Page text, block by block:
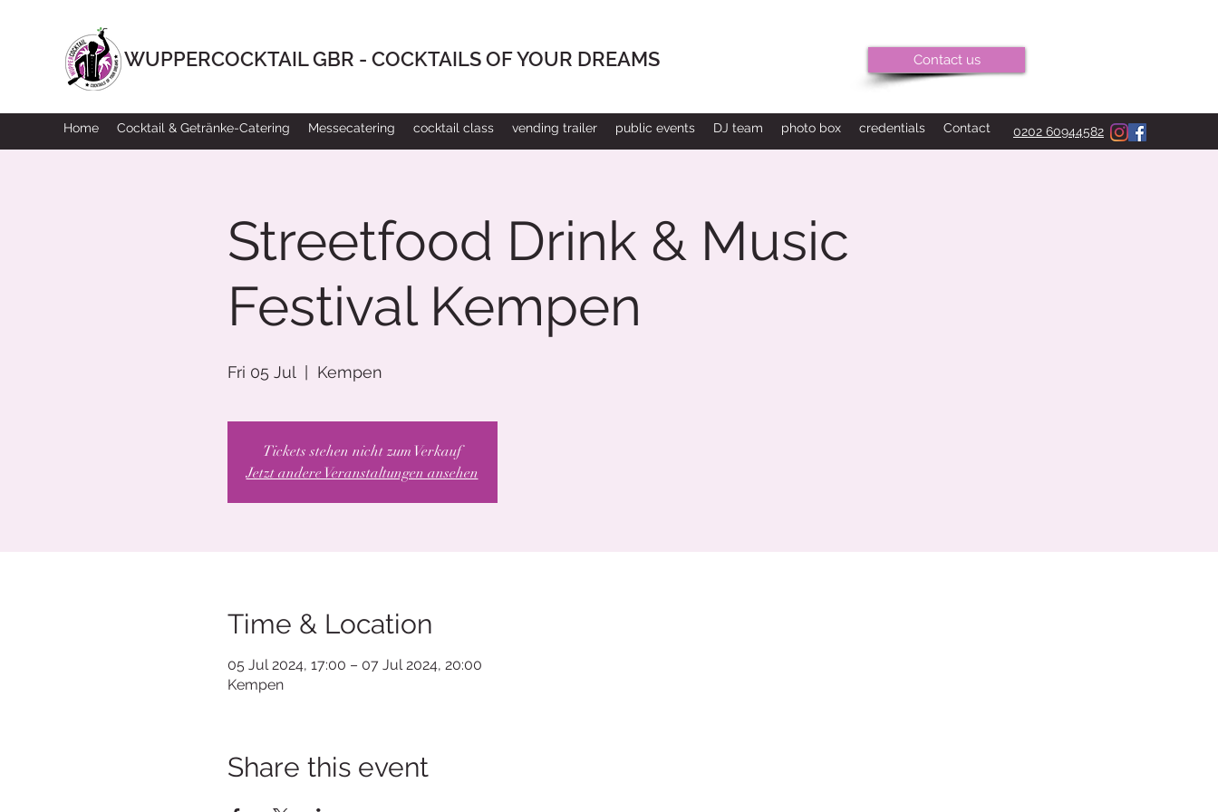
WUPPERCOCKTAIL GBR - COCKTAILS OF YOUR DREAMS Contact us
Home Cocktail & Getränke-Catering Messecatering cocktail class vending trailer public events DJ team photo box credentials Contact 0202 60944582
Streetfood Drink & Music
Festival Kempen
Fri 05 Jul Kempen
Tickets stehen nicht zum Verkauf
Jetzt andere Veranstaltungen ansehen
Time & Location
05 Jul 2024, 17:00 – 07 Jul 2024, 20:00
Kempen
Share this event